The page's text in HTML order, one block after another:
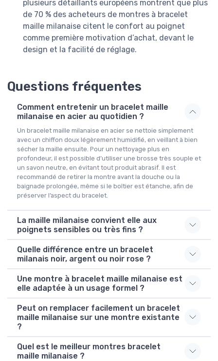
plusieurs détaillants européens montrent que plus
de 70 % des acheteurs de montres à bracelet
maille milanaise citent le confort au poignet
comme première motivation d’achat, devant le
design et la facilité de réglage.
Questions fréquentes
Comment entretenir un bracelet maille
milanaise en acier au quotidien ?
Un bracelet maille milanaise en acier se nettoie simplement
avec un chiffon doux légèrement humidifié, en veillant à bien
sécher la maille ensuite. Pour un nettoyage plus en
profondeur, il est possible d’utiliser une brosse très souple et
un savon neutre, en évitant tout produit abrasif. Il est
recommandé de retirer la montre avant la douche ou la
baignade prolongée, même si le boîtier est étanche, afin de
préserver l’aspect du bracelet.
La maille milanaise convient elle aux
poignets sensibles ou très fins ?
Quelle différence entre un bracelet
milanais noir, argent ou noir rose ?
Une montre à bracelet maille milanaise est
elle adaptée à un usage formel ?
Peut on remplacer facilement un bracelet
maille milanaise sur une montre existante
?
Quel est le meilleur montres bracelet
maille milanaise ?